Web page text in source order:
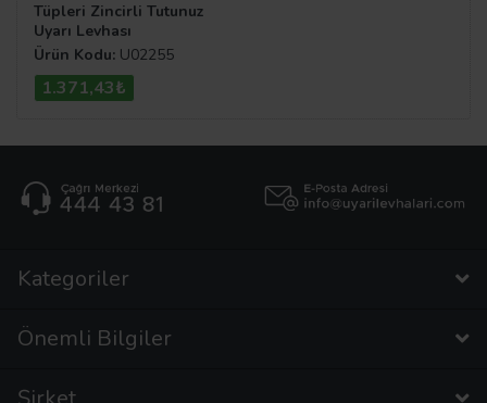
Tüpleri Zincirli Tutunuz
Uyarı Levhası
Ürün Kodu: U02255
1.371,43₺
Kategoriler
Önemli Bilgiler